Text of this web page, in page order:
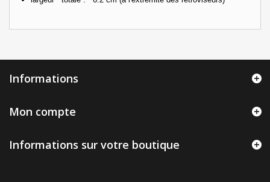
Informations
Mon compte
Informations sur votre boutique